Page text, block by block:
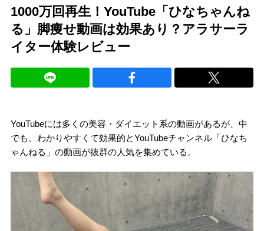
1000万回再生！YouTube「ひなちゃんね
る」脚痩せ動画は効果あり？アラサーラ
イター体験レビュー
YouTubeには多くの美容・ダイエット系の動画があるが、中
でも、わかりやすくて効果的とYouTubeチャンネル「ひなち
ゃんねる」の動画が抜群の人気を集めている。